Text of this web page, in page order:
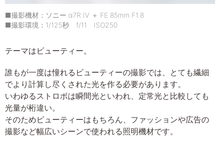
■撮影機材：ソニー α7R IV ＋ FE 85mm F1.8
■撮影環境：1/125秒 f/11 ISO250
テーマはビューティー。
誰もが一度は憧れるビューティーの撮影では、とても繊細
でより計算し尽くされた光を作る必要があります。
いわゆるストロボは瞬間光といわれ、定常光と比較しても
光量が桁違い。
そのためビューティーはもちろん、ファッションや広告の
撮影など幅広いシーンで使われる照明機材です。